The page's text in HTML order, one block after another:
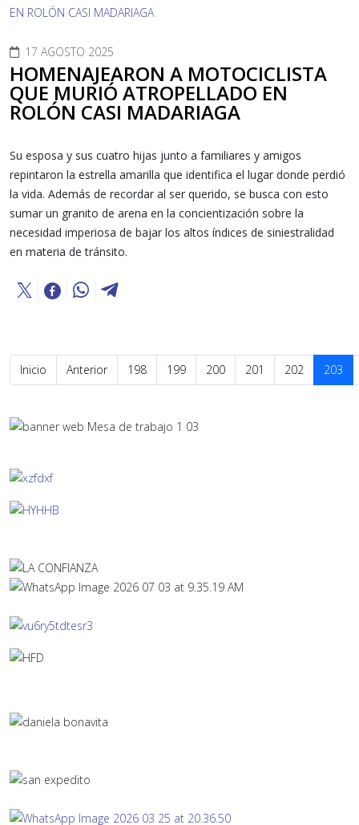
17 AGOSTO 2025
HOMENAJEARON A MOTOCICLISTA
QUE MURIÓ ATROPELLADO EN
ROLÓN CASI MADARIAGA
Su esposa y sus cuatro hijas junto a familiares y amigos
repintaron la estrella amarilla que identifica el lugar donde perdió
la vida. Además de recordar al ser querido, se busca con esto
sumar un granito de arena en la concientización sobre la
necesidad imperiosa de bajar los altos índices de siniestralidad
en materia de tránsito.
Inicio Anterior 198 199 200 201 202 203